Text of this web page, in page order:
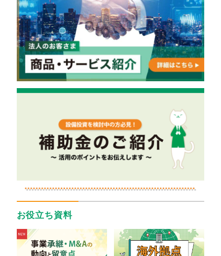
お役立ち資料